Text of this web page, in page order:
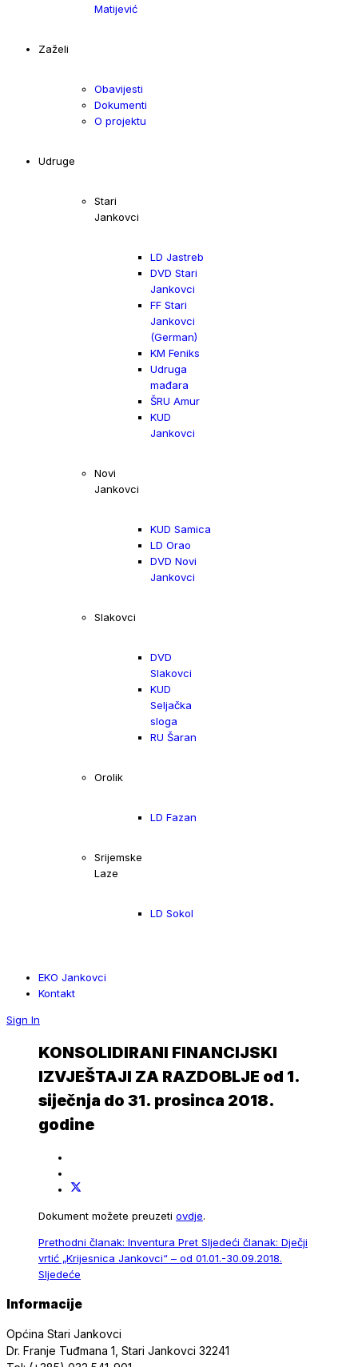
Matijević
Zaželi
Obavijesti
Dokumenti
O projektu
Udruge
Stari
Jankovci
LD Jastreb
DVD Stari
Jankovci
FF Stari
Jankovci
(German)
KM Feniks
Udruga
mađara
ŠRU Amur
KUD
Jankovci
Novi
Jankovci
KUD Samica
LD Orao
DVD Novi
Jankovci
Slakovci
DVD
Slakovci
KUD
Seljačka
sloga
RU Šaran
Orolik
LD Fazan
Srijemske
Laze
LD Sokol
EKO Jankovci
Kontakt
Sign In
KONSOLIDIRANI FINANCIJSKI
IZVJEŠTAJI ZA RAZDOBLJE od 1.
siječnja do 31. prosinca 2018.
godine
Dokument možete preuzeti ovdje.
Prethodni članak: Inventura Pret Sljedeći članak: Dječji
vrtić „Krijesnica Jankovci“ – od 01.01.-30.09.2018.
Sljedeće
Informacije
Općina Stari Jankovci
Dr. Franje Tuđmana 1, Stari Jankovci 32241